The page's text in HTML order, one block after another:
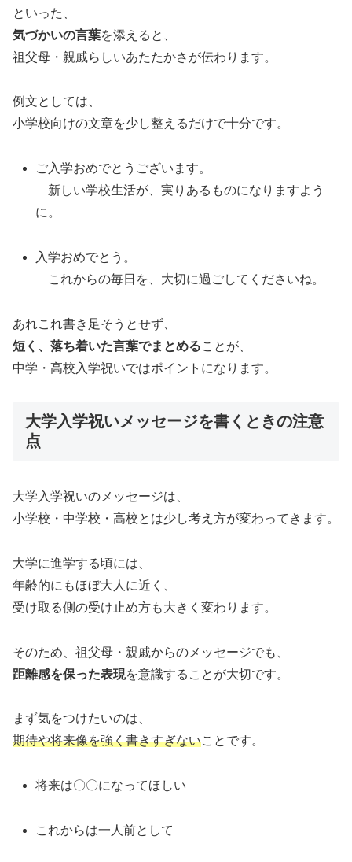
といった、
気づかいの言葉を添えると、
祖父母・親戚らしいあたたかさが伝わります。
例文としては、
小学校向けの文章を少し整えるだけで十分です。
ご入学おめでとうございます。
新しい学校生活が、実りあるものになりますよう
に。
入学おめでとう。
これからの毎日を、大切に過ごしてくださいね。
あれこれ書き足そうとせず、
短く、落ち着いた言葉でまとめることが、
中学・高校入学祝いではポイントになります。
大学入学祝いメッセージを書くときの注意
点
大学入学祝いのメッセージは、
小学校・中学校・高校とは少し考え方が変わってきます。
大学に進学する頃には、
年齢的にもほぼ大人に近く、
受け取る側の受け止め方も大きく変わります。
そのため、祖父母・親戚からのメッセージでも、
距離感を保った表現を意識することが大切です。
まず気をつけたいのは、
期待や将来像を強く書きすぎないことです。
将来は〇〇になってほしい
これからは一人前として